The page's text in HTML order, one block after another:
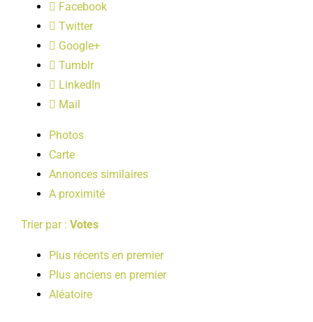
LOISIRS
PUBLICATIONS
Facebook
Twitter
Google+
Tumblr
LinkedIn
Mail
Photos
Carte
Annonces similaires
A proximité
Trier par : Votes
Plus récents en premier
Plus anciens en premier
Aléatoire